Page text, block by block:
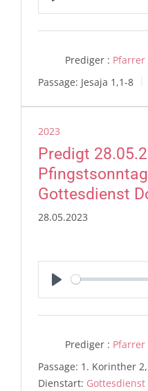
Play
Prediger : Pfarrer
Passage: Jesaja 1,1-8
2023
Predigt
Pfingstsonntag
Gottesdienst
28.05.2023
Play
Prediger : Pfarrer
Passage: 1. Korinther
Dienstart: Gottesdienst